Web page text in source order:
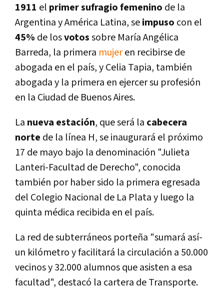
1911 el primer sufragio femenino de la
Argentina y América Latina, seimpuso con el
45% de losvotossobre Marí­a Angélica
Barreda, la primera mujeren recibirse de
abogada en el paí­s, y Celia Tapia, también
abogada y la primera en ejercer su profesión
en la Ciudad de Buenos Aires.
La nueva estación, que será la cabecera
norte de la lí­nea H, se inaugurará el próximo
17 de mayo bajo la denominación "Julieta
Lanteri-Facultad de Derecho", conocida
también por haber sido la primera egresada
del Colegio Nacional de La Plata y luego la
quinta médica recibida en el paí­s.
La red de subterráneos porteña "sumará así­
un kilómetro y facilitará la circulación a 50.000
vecinos y 32.000 alumnos que asisten a esa
facultad", destacó la cartera de Transporte.